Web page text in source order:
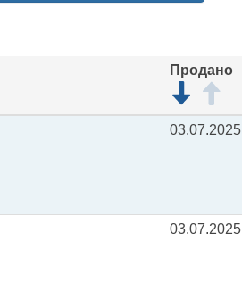
Продано
03.07.2025
03.07.2025